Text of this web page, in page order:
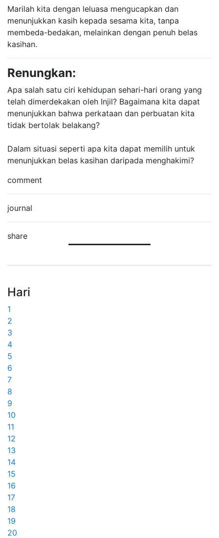
Marilah kita dengan leluasa mengucapkan dan
menunjukkan kasih kepada sesama kita, tanpa
membeda-bedakan, melainkan dengan penuh belas
kasihan.
Renungkan:
Apa salah satu ciri kehidupan sehari-hari orang yang
telah dimerdekakan oleh Injil? Bagaimana kita dapat
menunjukkan bahwa perkataan dan perbuatan kita
tidak bertolak belakang?
Dalam situasi seperti apa kita dapat memilih untuk
menunjukkan belas kasihan daripada menghakimi?
comment
journal
share
Hari
1
2
3
4
5
6
7
8
9
10
11
12
13
14
15
16
17
18
19
20